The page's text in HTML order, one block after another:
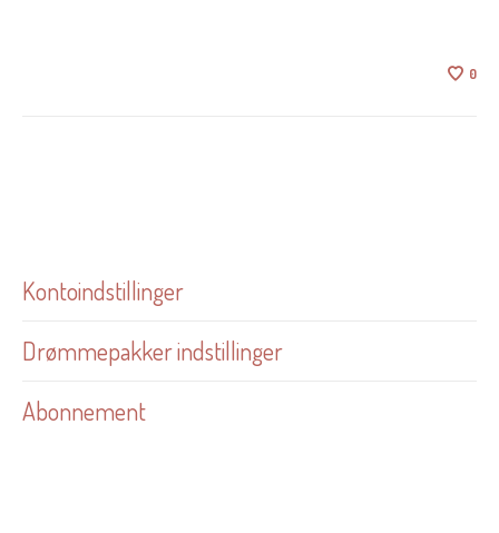
0
Kontoindstillinger
Drømmepakker indstillinger
Abonnement